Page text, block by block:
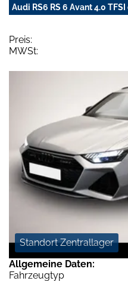
Audi RS6 RS 6 Avant 4.0
Preis:
MWSt:
Standort Zentrallager
Allgemeine Daten:
Fahrzeugtyp